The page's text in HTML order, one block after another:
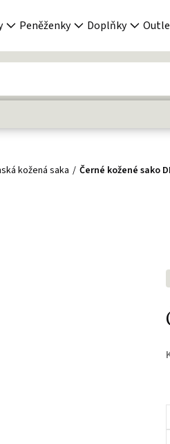
Peněženky Doplňky
kožená saka Černé kožené sako